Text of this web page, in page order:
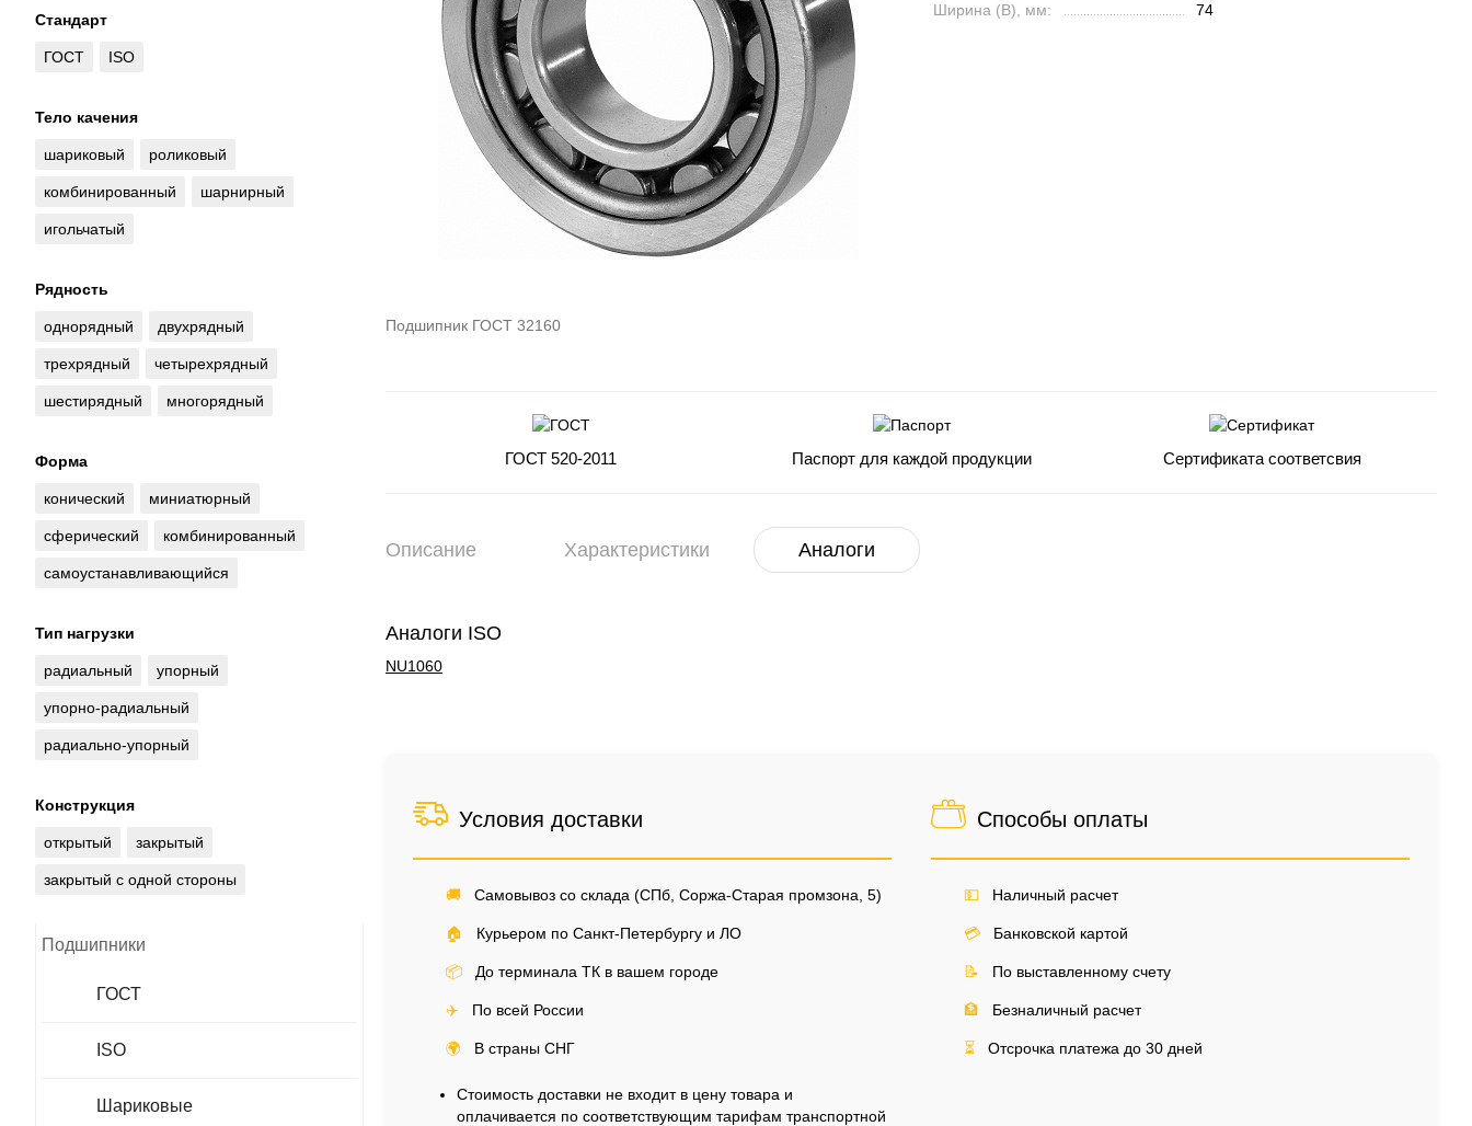
Подшипник ГОСТ 32160
Ширина (B), мм:
74
ГОСТ 520-2011 Паспорт для каждой продукции Сертификата соответсвия
Описание Характеристики Аналоги
Аналоги ISO
NU1060
Условия доставки
🚚 Самовывоз со склада (СПб, Соржа-Старая промзона, 5)
🏠 Курьером по Санкт-Петербургу и ЛО
📦 До терминала ТК в вашем городе
✈️ По всей России
🌍 В страны СНГ
Стоимость доставки не входит в цену товара и
оплачивается по соответствующим тарифам транспортной
Способы оплаты
💵 Наличный расчет
💳 Банковской картой
📝 По выставленному счету
🏦 Безналичный расчет
⏳ Отсрочка платежа до 30 дней
Стандарт
ГОСТ ISO
Тело качения
шариковый роликовый
комбинированный шарнирный
игольчатый
Рядность
однорядный двухрядный
трехрядный четырехрядный
шестирядный многорядный
Форма
конический миниатюрный
сферический комбинированный
самоустанавливающийся
Тип нагрузки
радиальный упорный
упорно-радиальный
радиально-упорный
Конструкция
открытый закрытый
закрытый с одной стороны
Подшипники
ГОСТ
ISO
Шариковые